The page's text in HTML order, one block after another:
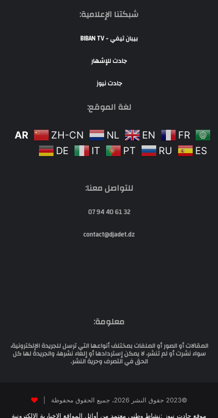
شبكتنا الإعلامية:
بيبان تيفي - BIBAN TV
جادت للإشهار
جادت نيوز
لغة الموقع:
AR ZH-CN NL EN
FR
DE
IT PT RU ES
للتواصل معنا:
32 61 40 94 07
contact@djadet.dz
معلومة:
المقالات أو الصور أو الملفات بمختلف أنواعها التي ترسل للجريدة الإلكترونية،
سواء نشرت أو لم تنشر، لا يمكن إستردادها أو إلغاء نشرها، والجريدة لها كل
الحق في التصرف وحرية النشر.
©2023 حقوق النشر 2026، جميع الحقوق محفوظة |
موقع جادت نيوز :نشاط وطني معتمد من أوائل المواقع الإخبارية الالكترونية